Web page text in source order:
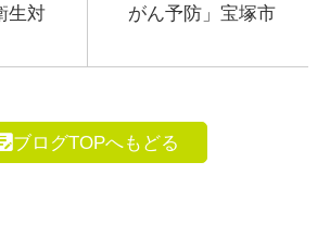
生対
がん予防」宝塚市
ブログTOPへもどる